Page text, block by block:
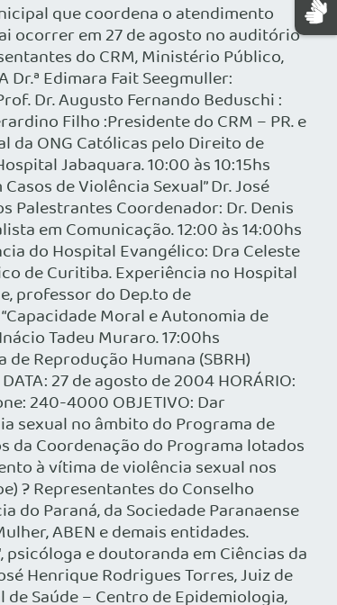
que coordena o atendimento
ocorrer em 27 de agosto no auditório
do CRM, Ministério Público,
Dr.ª Edimara Fait Seegmuller:
Dr. Augusto Fernando Beduschi :
Filho :Presidente do CRM – PR. e
da ONG Católicas pelo Direito de
Jabaquara. 10:00 às 10:15hs
de Violência Sexual” Dr. José
Palestrantes Coordenador: Dr. Denis
em Comunicação. 12:00 às 14:00hs
do Hospital Evangélico: Dra Celeste
de Curitiba. Experiência no Hospital
professor do Dep.to de
Moral e Autonomia de
Tadeu Muraro. 17:00hs
Reprodução Humana (SBRH)
27 de agosto de 2004 HORÁRIO:
240-4000 OBJETIVO: Dar
sexual no âmbito do Programa de
da Coordenação do Programa lotados
à vítima de violência sexual nos
? Representantes do Conselho
do Paraná, da Sociedade Paranaense
ABEN e demais entidades.
psicóloga e doutoranda em Ciências da
Henrique Rodrigues Torres, Juiz de
Saúde – Centro de Epidemiologia,